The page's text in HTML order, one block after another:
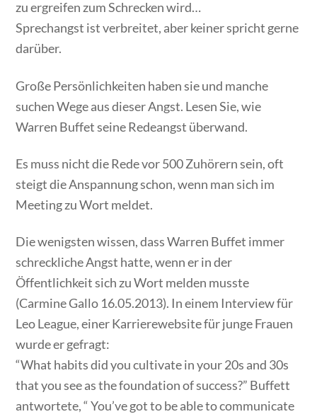
zu ergreifen zum Schrecken wird…
Sprechangst ist verbreitet, aber keiner spricht gerne
darüber.
Große Persönlichkeiten haben sie und manche
suchen Wege aus dieser Angst. Lesen Sie, wie
Warren Buffet seine Redeangst überwand.
Es muss nicht die Rede vor 500 Zuhörern sein, oft
steigt die Anspannung schon, wenn man sich im
Meeting zu Wort meldet.
Die wenigsten wissen, dass Warren Buffet immer
schreckliche Angst hatte, wenn er in der
Öffentlichkeit sich zu Wort melden musste
(Carmine Gallo 16.05.2013). In einem Interview für
Leo League, einer Karrierewebsite für junge Frauen
wurde er gefragt:
“What habits did you cultivate in your 20s and 30s
that you see as the foundation of success?” Buffett
antwortete, “ You’ve got to be able to communicate